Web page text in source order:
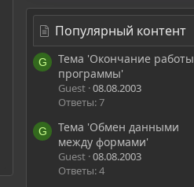
Популярный контент
G
Тема 'Окончание работы
программы'
Guest 08.08.2003
Ответы: 7
G
Тема 'Обмен данными
между формами'
Guest 08.08.2003
Ответы: 4